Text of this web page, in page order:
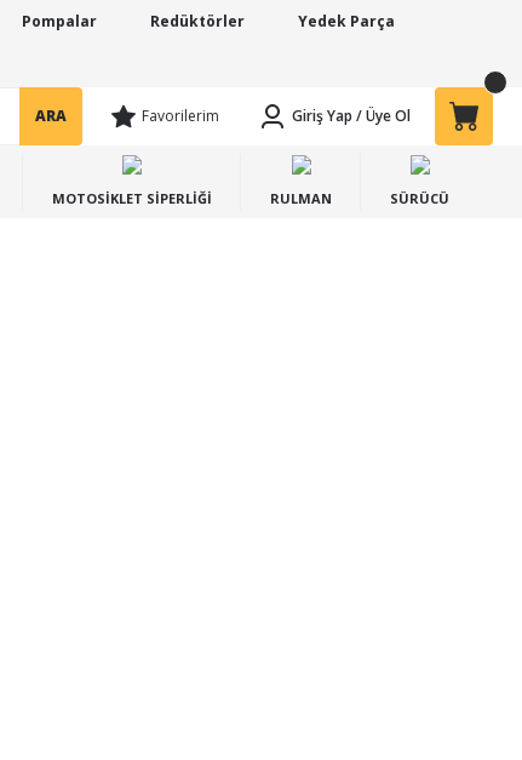
Pompalar Redüktörler Yedek Parça
ARA Favorilerim Giriş Yap /Üye Ol
MOTOSİKLET SİPERLİĞİ RULMAN SÜRÜCÜ